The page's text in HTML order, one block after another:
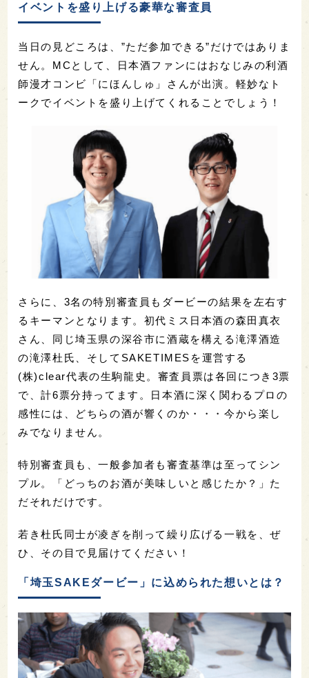
イベントを盛り上げる豪華な審査員
当日の見どころは、”ただ参加できる”だけではありま
せん。MCとして、日本酒ファンにはおなじみの利酒
師漫才コンビ「にほんしゅ」さんが出演。軽妙なト
ークでイベントを盛り上げてくれることでしょう！
さらに、3名の特別審査員もダービーの結果を左右す
るキーマンとなります。初代ミス日本酒の森田真衣
さん、同じ埼玉県の深谷市に酒蔵を構える滝澤酒造
の滝澤杜氏、そしてSAKETIMESを運営する
(株)clear代表の生駒龍史。審査員票は各回につき3票
で、計6票分持ってます。日本酒に深く関わるプロの
感性には、どちらの酒が響くのか・・・今から楽し
みでなりません。
特別審査員も、一般参加者も審査基準は至ってシン
プル。「どっちのお酒が美味しいと感じたか？」た
だそれだけです。
若き杜氏同士が凌ぎを削って繰り広げる一戦を、ぜ
ひ、その目で見届けてください！
「埼玉SAKEダービー」に込められた想いとは？